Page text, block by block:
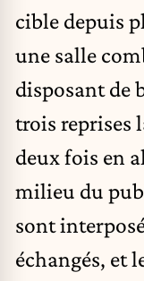
cible depuis
une salle
disposant de
trois reprises
deux fois en
milieu du
sont
échangés, et